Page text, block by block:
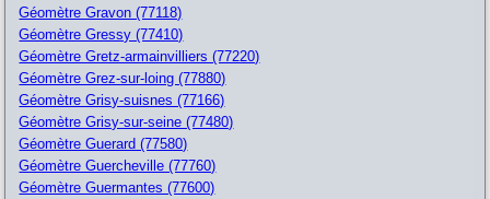
Géomètre Gravon (77118)
Géomètre Gressy (77410)
Géomètre Gretz-armainvilliers (77220)
Géomètre Grez-sur-loing (77880)
Géomètre Grisy-suisnes (77166)
Géomètre Grisy-sur-seine (77480)
Géomètre Guerard (77580)
Géomètre Guercheville (77760)
Géomètre Guermantes (77600)